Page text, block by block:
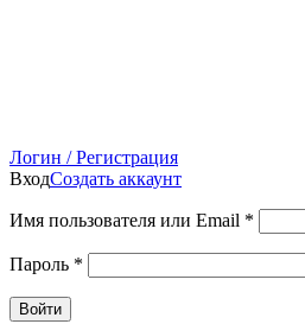
Логин / Регистрация
ВходСоздать аккаунт
Имя пользователя или Email *
Пароль *
Войти